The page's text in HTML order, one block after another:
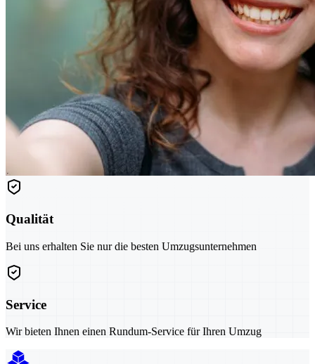
Qualität
Bei uns erhalten Sie nur die besten Umzugsunternehmen
Service
Wir bieten Ihnen einen Rundum-Service für Ihren Umzug